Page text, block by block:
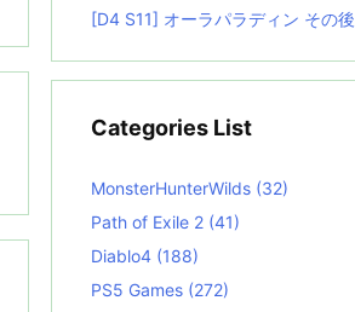
[D4 S11] オーラパラディン その後
Categories List
MonsterHunterWilds (32)
Path of Exile 2 (41)
Diablo4 (188)
PS5 Games (272)